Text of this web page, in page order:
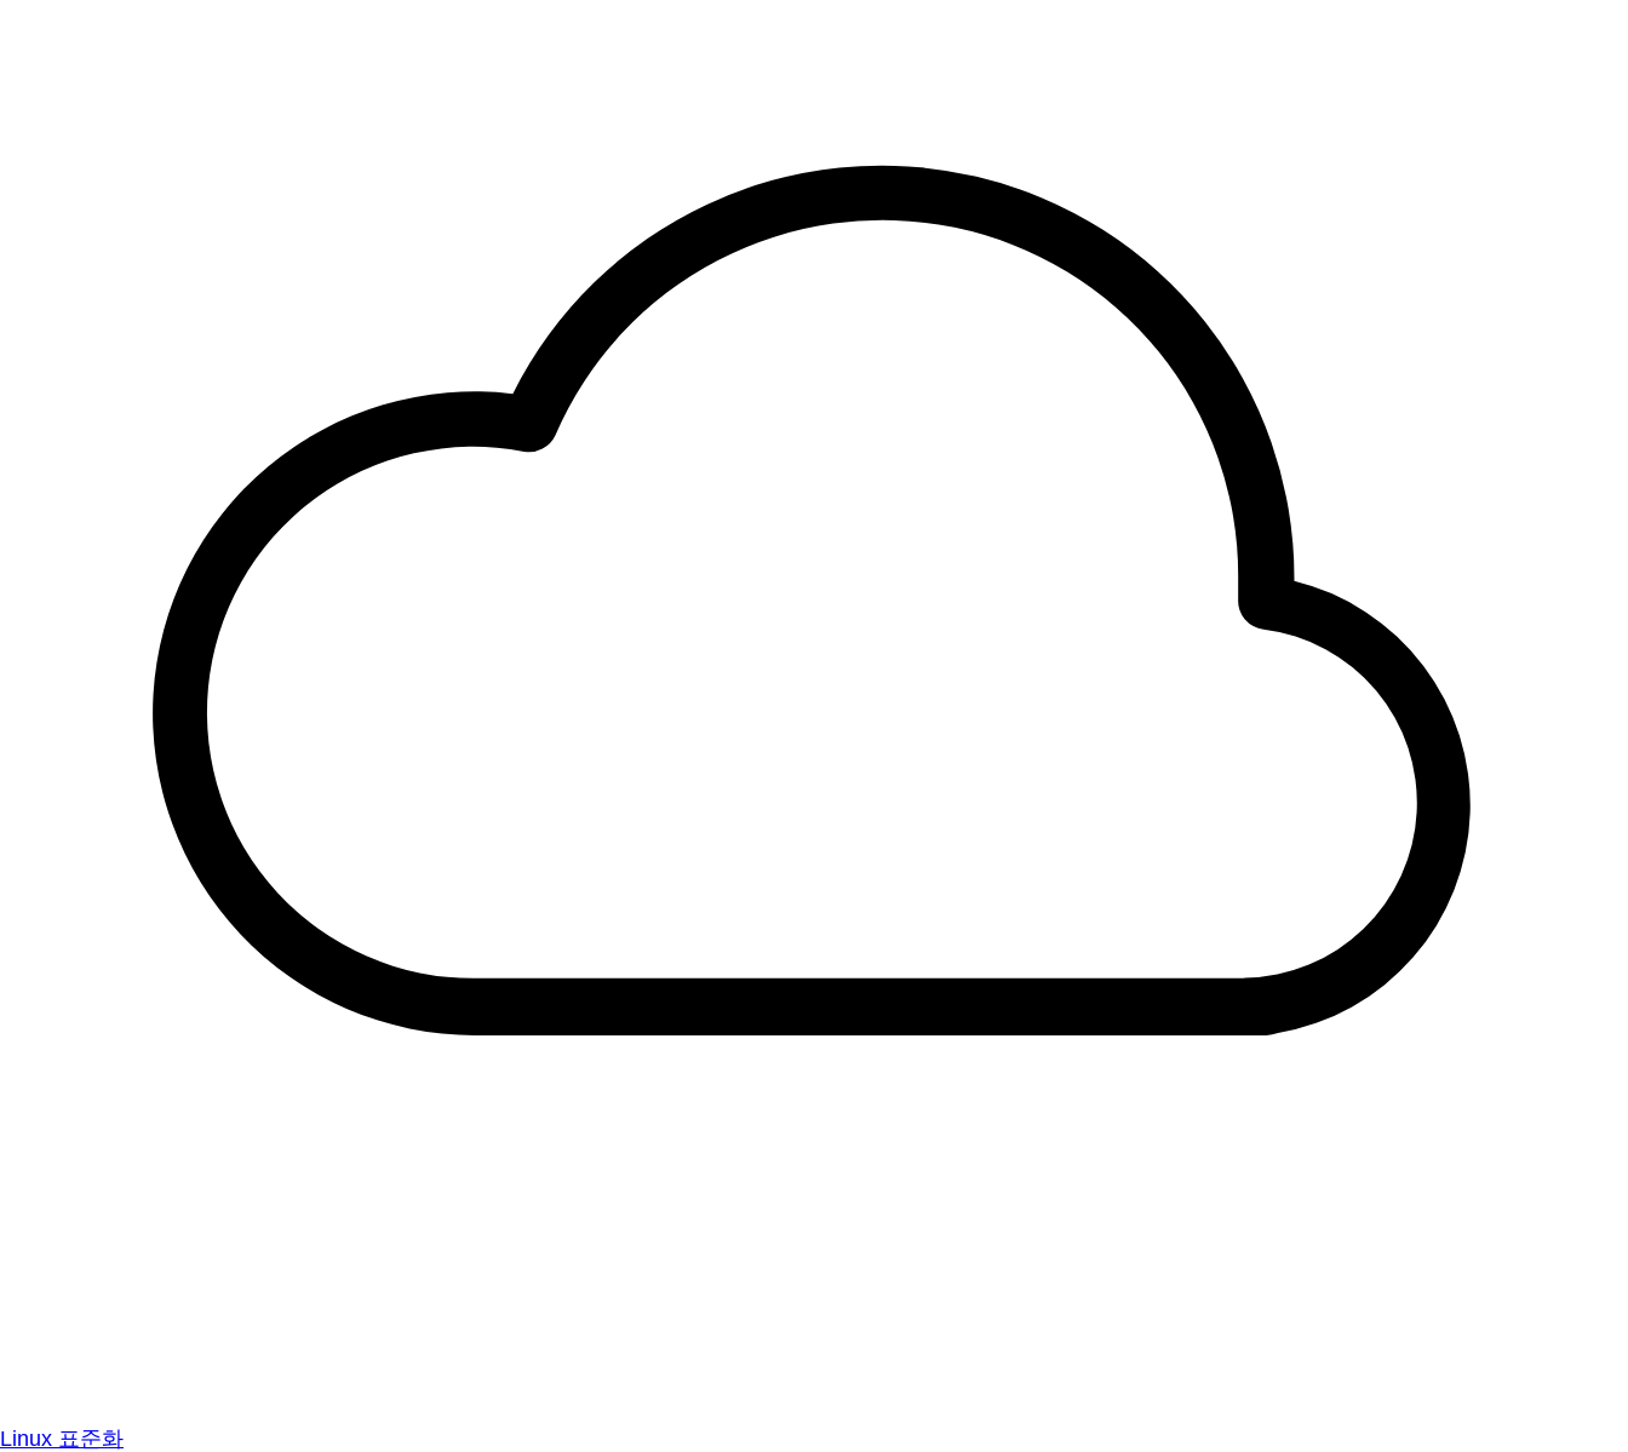
Linux 표준화